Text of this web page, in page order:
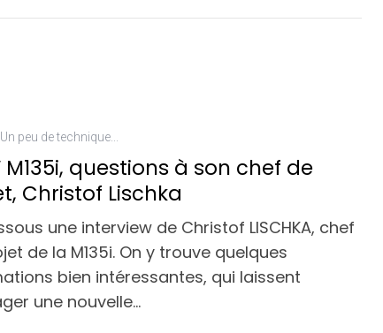
Un peu de technique...
M135i, questions à son chef de
Christof Lischka
une interview de Christof LISCHKA, chef
de la M135i. On y trouve quelques
bien intéressantes, qui laissent
une nouvelle…